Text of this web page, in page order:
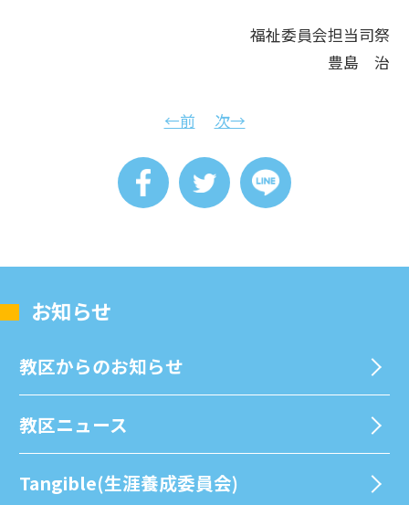
福祉委員会担当司祭
豊島 治
←前 次→
お知らせ
教区からのお知らせ
教区ニュース
Tangible(生涯養成委員会)